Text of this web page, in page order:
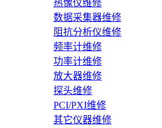
热像仪维修
数据采集器维修
阻抗分析仪维修
频率计维修
功率计维修
放大器维修
探头维修
PCI/PXI维修
其它仪器维修